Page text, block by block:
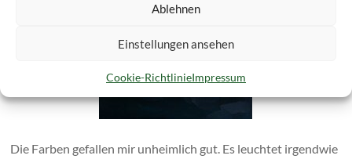
Ablehnen
Einstellungen ansehen
Cookie-RichtlinieImpressum
Die Farben gefallen mir unheimlich gut. Es leuchtet irgendwie